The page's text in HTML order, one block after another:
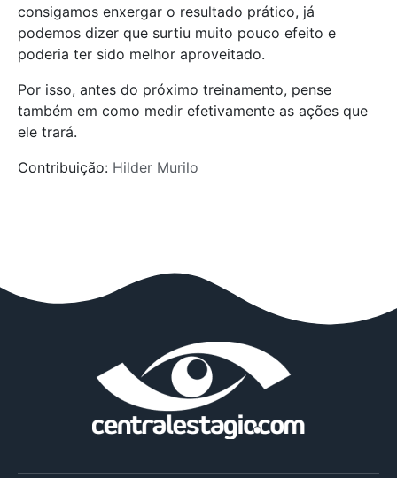
consigamos enxergar o resultado prático, já
podemos dizer que surtiu muito pouco efeito e
poderia ter sido melhor aproveitado.
Por isso, antes do próximo treinamento, pense
também em como medir efetivamente as ações que
ele trará.
Contribuição: Hilder Murilo